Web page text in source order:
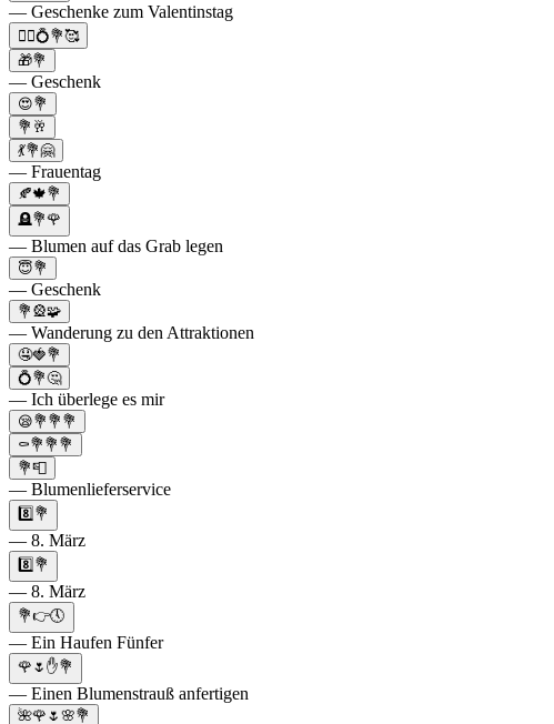
— Geschenke zum Valentinstag
🤵‍♂️💍💐🥰
🎁💐
— Geschenk
😍💐
💐🥂
💃💐🤗
— Frauentag
🍂🍁💐
🪦💐🌹
— Blumen auf das Grab legen
😇💐
— Geschenk
💐🎡🧩
— Wanderung zu den Attraktionen
🤤🍓💐
💍💐🤔
— Ich überlege es mir
😪💐💐💐
⚰️💐💐💐
💐📮
— Blumenlieferservice
8️⃣💐
— 8. März
8️⃣💐
— 8. März
💐👉🕔
— Ein Haufen Fünfer
🌹🌷✋💐
— Einen Blumenstrauß anfertigen
🌺🌹🌷🌸💐